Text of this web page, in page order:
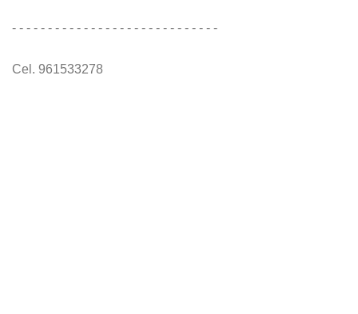
- - - - - - - - - - - - - - - - - - - - - - - - - - - - -
Cel. 961533278